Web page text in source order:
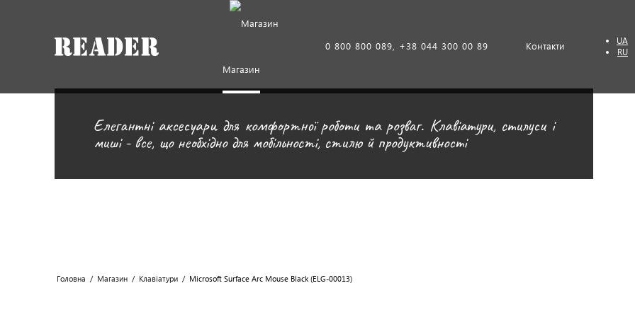
Магазин
0 800 800 089, +38 044 300 00 89 Контакти
UA
RU
Елегантні аксесуари для комфортної роботи та розваг. Клавіатури, cтилуси і
миші - все, що необхідно для мобільності, стилю й продуктивності
Головна / Магазин / Клавіатури / Microsoft Surface Arc Mouse Black (ELG-00013)